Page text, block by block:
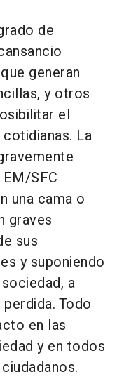
de
generan
y otros
el
La
SFC
una cama o
graves
sus
y suponiendo
a
Todo
en las
y en todos